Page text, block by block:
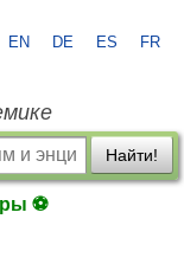
EN DE ES FR
Найти!
⚽